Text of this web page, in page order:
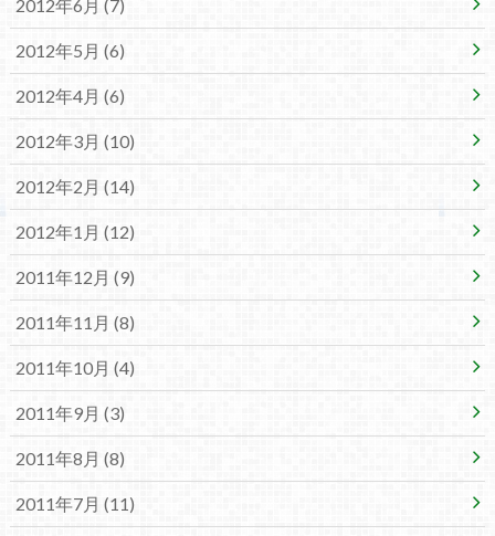
2012年6月 (7)
2012年5月 (6)
2012年4月 (6)
2012年3月 (10)
2012年2月 (14)
2012年1月 (12)
2011年12月 (9)
2011年11月 (8)
2011年10月 (4)
2011年9月 (3)
2011年8月 (8)
2011年7月 (11)